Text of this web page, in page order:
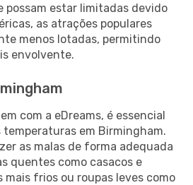
possam estar limitadas devido
as atrações populares
menos lotadas, permitindo
envolvente.
com a eDreams, é essencial
temperaturas em Birmingham.
as malas de forma adequada
quentes como casacos e
mais frios ou roupas leves como